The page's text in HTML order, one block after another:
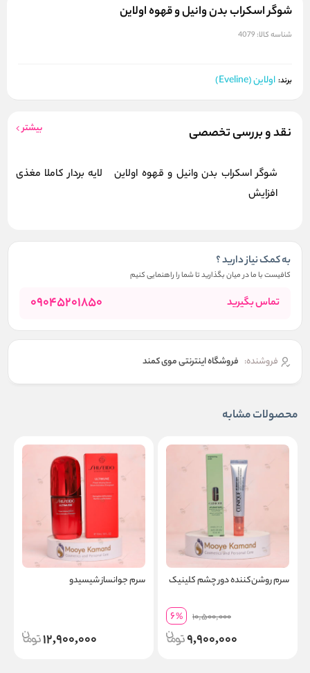
شوگر اسکراب بدن وانیل و قهوه اولاین
شناسه کالا: 4079
برند: اولاین (Eveline)
نقد و بررسی تخصصی بیشتر
شوگر اسکراب بدن وانیل و قهوه اولاین لایه بردار کاملا مغذی
افزایش
به کمک نیاز دارید ؟
کافیست با ما در میان بگذارید تا شما را راهنمایی کنیم
تماس بگیرید 09045201850
فروشنده: فروشگاه اینترنتی موی کمند
محصولات مشابه
سرم روشن‌کننده دور چشم کلینیک
10,500,000
6%
9,900,000
سرم جوانساز شیسیدو
12,900,000